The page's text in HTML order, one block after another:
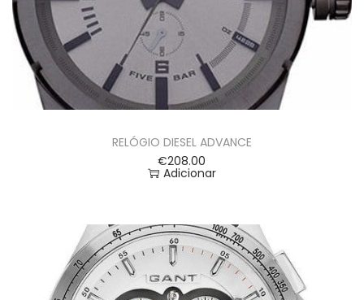
RELÓGIO DIESEL ADVANCE
€208.00
Adicionar